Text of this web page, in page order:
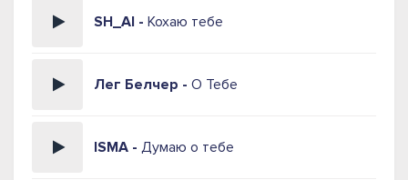
SH_AI - Кохаю тебе
Лег Белчер - О Тебе
ISMA - Думаю о тебе